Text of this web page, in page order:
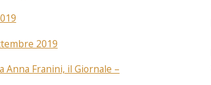
2019
Anna Franini, il Giornale –